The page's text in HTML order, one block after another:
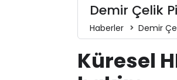
Demir Çelik
Haberler Demir
Küresel